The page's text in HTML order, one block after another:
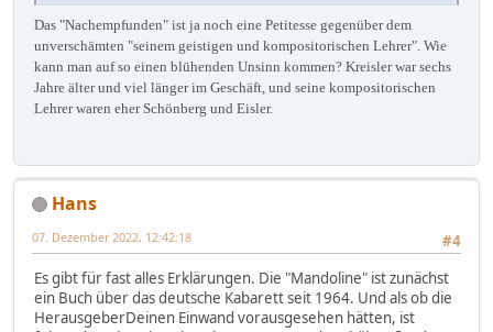
Das "Nachempfunden" ist ja noch eine Petitesse gegenüber dem
unverschämten "seinem geistigen und kompositorischen Lehrer". Wie
kann man auf so einen blühenden Unsinn kommen? Kreisler war sechs
Jahre älter und viel länger im Geschäft, und seine kompositorischen
Lehrer waren eher Schönberg und Eisler.
Hans
#4
07. Dezember 2022, 12:42:18
Es gibt für fast alles Erklärungen. Die "Mandoline" ist zunächst
ein Buch über das deutsche Kabarett seit 1964. Und als ob die
HerausgeberDeinen Einwand vorausgesehen hätten, ist